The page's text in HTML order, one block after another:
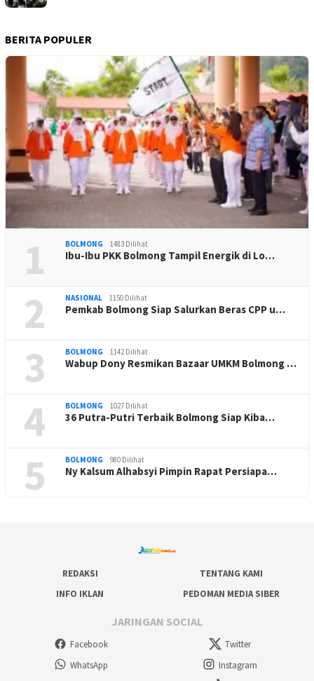
BERITA POPULER
1 BOLMONG 1483 Dilihat
Ibu-Ibu PKK Bolmong Tampil Energik di Lo…
2 NASIONAL 1150 Dilihat
Pemkab Bolmong Siap Salurkan Beras CPP u…
3 BOLMONG 1142 Dilihat
Wabup Dony Resmikan Bazaar UMKM Bolmong …
4 BOLMONG 1027 Dilihat
36 Putra-Putri Terbaik Bolmong Siap Kiba…
5 BOLMONG 980 Dilihat
Ny Kalsum Alhabsyi Pimpin Rapat Persiapa…
REDAKSI
TENTANG KAMI
INFO IKLAN
PEDOMAN MEDIA SIBER
JARINGAN SOCIAL
Facebook
Twitter
WhatsApp
Instagram